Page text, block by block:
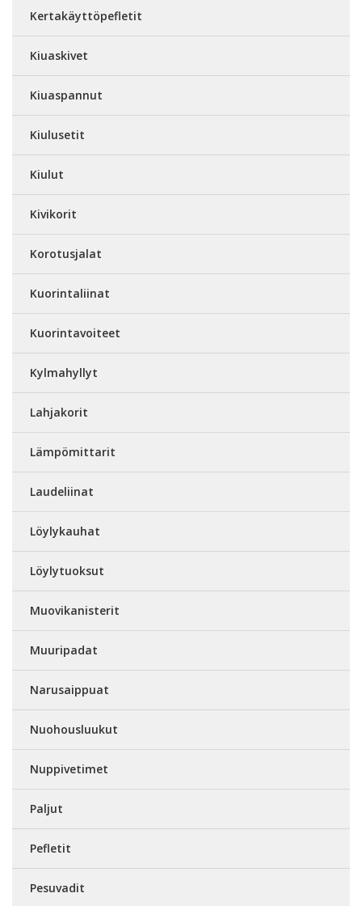
Kertakäyttöpefletit
Kiuaskivet
Kiuaspannut
Kiulusetit
Kiulut
Kivikorit
Korotusjalat
Kuorintaliinat
Kuorintavoiteet
Kylmahyllyt
Lahjakorit
Lämpömittarit
Laudeliinat
Löylykauhat
Löylytuoksut
Muovikanisterit
Muuripadat
Narusaippuat
Nuohousluukut
Nuppivetimet
Paljut
Pefletit
Pesuvadit